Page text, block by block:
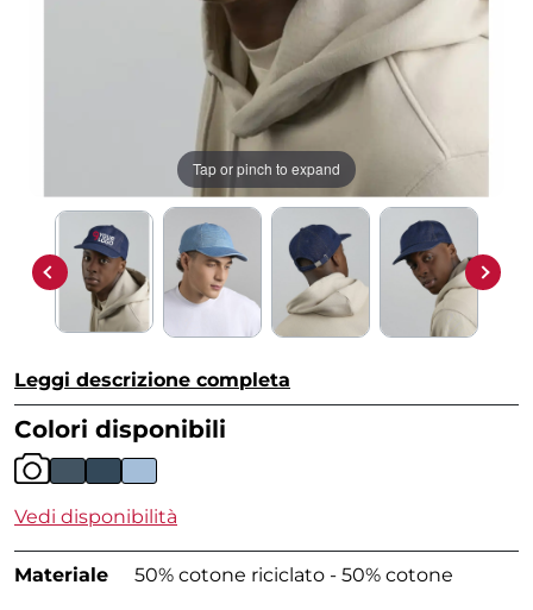
Tap or pinch to expand
Leggi descrizione completa
Colori disponibili
Vedi disponibilità
Materiale 50% cotone riciclato - 50% cotone